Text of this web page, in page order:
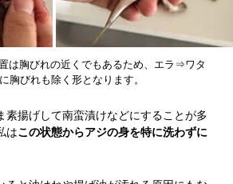
は胸びれの近くでもあるため、エラ⇒ワタ
胸びれも除く形となります。
素揚げして南蛮漬けなどにすることが多
はこの状態からアジの身を特に洗わずに